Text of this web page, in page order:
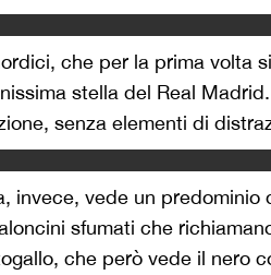
che per la prima volta
stella del Real
senza elementi di
invece, vede un predominio
sfumati che
che però vede il nero